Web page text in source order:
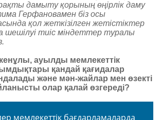
дамыту қорының өңірлік даму
Герфановамен біз осы
қол жеткізілген жетістіктер
шешілуі тиіс міндеттер туралы
ауылды мемлекеттік
қандай қағидалар
және мән-жайлар мен өзекті
олар қалай өзгереді?
мемлекеттік бағдарламаларда